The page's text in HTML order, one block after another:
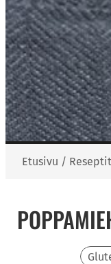
Etusivu / Reseptit